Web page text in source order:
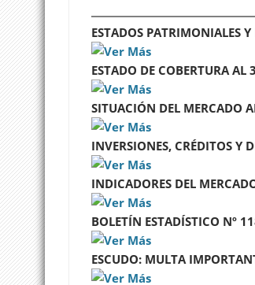
ESTADOS PATRIMONIALES
ESTADO DE COBERTURA
SITUACIÓN DEL MERCADO
INVERSIONES, CRÉDITOS Y
INDICADORES DEL
BOLETÍN ESTADÍSTICO Nº
ESCUDO: MULTA